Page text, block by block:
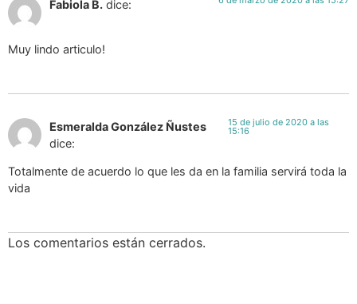
Fabiola B. dice:
Muy lindo articulo!
Esmeralda González Ñustes
dice:
15 de julio de 2020 a las
15:16
Totalmente de acuerdo lo que les da en la familia servirá toda la
vida
Los comentarios están cerrados.